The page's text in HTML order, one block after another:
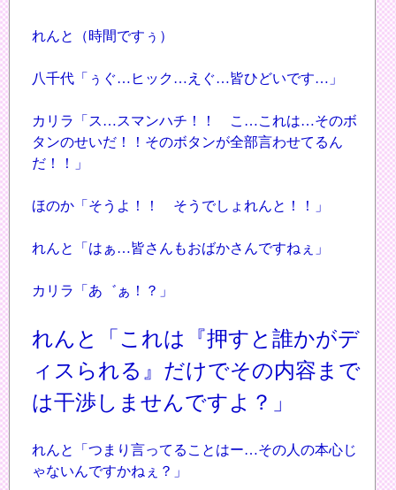
れんと（時間ですぅ）
八千代「ぅぐ…ヒック…えぐ…皆ひどいです…」
カリラ「ス…スマンハチ！！ こ…これは…そのボ
タンのせいだ！！そのボタンが全部言わせてるん
だ！！」
ほのか「そうよ！！ そうでしょれんと！！」
れんと「はぁ…皆さんもおばかさんですねぇ」
カリラ「あ゛ぁ！？」
れんと「これは『押すと誰かがデ
ィスられる』だけでその内容まで
は干渉しませんですよ？」
れんと「つまり言ってることはー…その人の本心じ
ゃないんですかねぇ？」